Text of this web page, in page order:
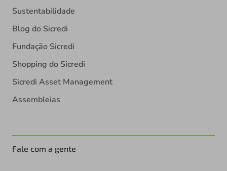
Sustentabilidade
Blog do Sicredi
Fundação Sicredi
Shopping do Sicredi
Sicredi Asset Management
Assembleias
Fale com a gente